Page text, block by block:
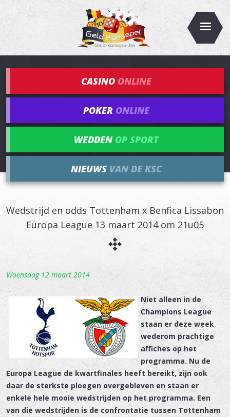
CASINO ONLINE
POKER ONLINE
WEDDEN OP SPORT
NIEUWS VAN DE KSC
Wedstrijd en odds Tottenham x Benfica Lissabon
Europa League 13 maart 2014 om 21u05
Woensdag 12 maart 2014
Niet alleen in de
Champions League
staan er deze week
wederom prachtige
affiches op het
programma. Nu de
Europa League de kwartfinales heeft bereikt, zijn ook
daar de sterkste ploegen overgebleven en staan er
enkele hele mooie wedstrijden op het programma. Een
van die wedstrijden is de confrontatie tussen Tottenham